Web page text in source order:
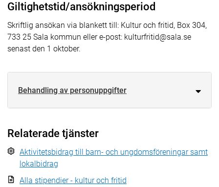
Giltighetstid/ansökningsperiod
Skriftlig ansökan via blankett till: Kultur och fritid, Box 304,
733 25 Sala kommun eller e-post: kulturfritid@sala.se
senast den 1 oktober.
Behandling av personuppgifter
Relaterade tjänster
Aktivitetsbidrag till barn- och ungdomsföreningar samt
lokalbidrag
Alla stipendier - kultur och fritid